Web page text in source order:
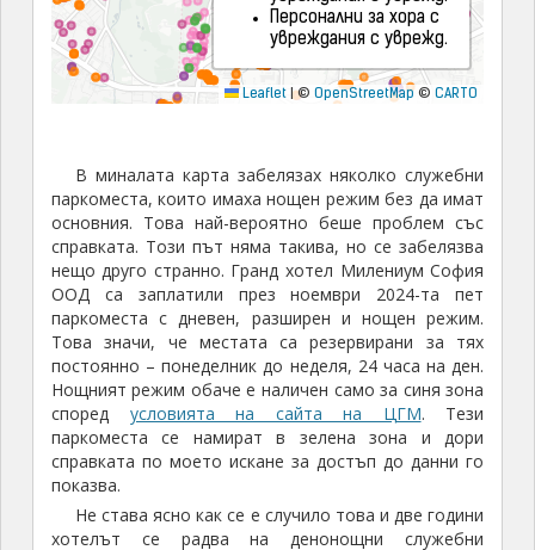
В миналата карта забелязах няколко служебни
паркоместа, които имаха нощен режим без да имат
основния. Това най-вероятно беше проблем със
справката. Този път няма такива, но се забелязва
нещо друго странно. Гранд хотел Милениум София
ООД са заплатили през ноември 2024-та пет
паркоместа с дневен, разширен и нощен режим.
Това значи, че местата са резервирани за тях
постоянно – понеделник до неделя, 24 часа на ден.
Нощният режим обаче е наличен само за синя зона
според условията на сайта на ЦГМ. Тези
паркоместа се намират в зелена зона и дори
справката по моето искане за достъп до данни го
показва.
Не става ясно как се е случило това и две години
хотелът се радва на денонощни служебни